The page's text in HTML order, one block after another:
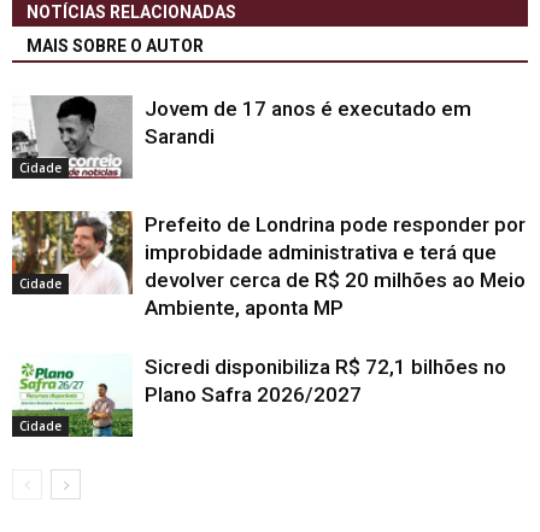
NOTÍCIAS RELACIONADAS
MAIS SOBRE O AUTOR
Cidade
Jovem de 17 anos é executado em
Sarandi
Cidade
Prefeito de Londrina pode responder por
improbidade administrativa e terá que
devolver cerca de R$ 20 milhões ao Meio
Ambiente, aponta MP
Cidade
Sicredi disponibiliza R$ 72,1 bilhões no
Plano Safra 2026/2027